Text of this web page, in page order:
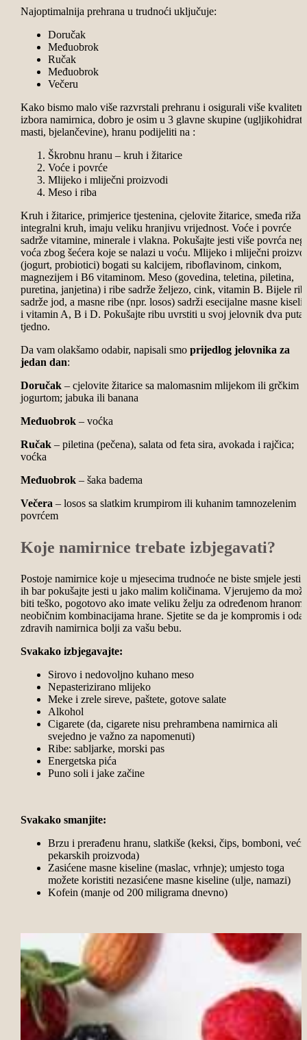
Najoptimalnija prehrana u trudnoći uključuje:
Doručak
Međuobrok
Ručak
Međuobrok
Večeru
Kako bismo malo više razvrstali prehranu i osigurali više
izbora namirnica, dobro je osim u 3 glavne skupine (ugljikohidrati,
masti, bjelančevine), hranu podijeliti na :
Škrobnu hranu – kruh i žitarice
Voće i povrće
Mlijeko i mliječni proizvodi
Meso i riba
Kruh i žitarice, primjerice tjestenina, cjelovite žitarice, smeđa riža i
integralni kruh, imaju veliku hranjivu vrijednost. Voće i povrće
sadrže vitamine, minerale i vlakna. Pokušajte jesti više povrća
voća zbog šećera koje se nalazi u voću. Mlijeko i mliječni
(jogurt, probiotici) bogati su kalcijem, riboflavinom, cinkom,
magnezijem i B6 vitaminom. Meso (govedina, teletina, piletina,
puretina, janjetina) i ribe sadrže željezo, cink, vitamin B. Bijele
sadrže jod, a masne ribe (npr. losos) sadrži esecijalne masne
i vitamin A, B i D. Pokušajte ribu uvrstiti u svoj jelovnik dva puta
tjedno.
Da vam olakšamo odabir, napisali smo prijedlog jelovnika za
jedan dan:
Doručak – cjelovite žitarice sa malomasnim mlijekom ili grčkim
jogurtom; jabuka ili banana
Međuobrok– voćka
Ručak– piletina (pečena), salata od feta sira, avokada i rajčica;
voćka
Međuobrok– šaka badema
Večera – losos sa slatkim krumpirom ili kuhanim tamnozelenim
povrćem
Koje namirnice trebate izbjegavati?
Postoje namirnice koje u mjesecima trudnoće ne biste smjele jesti
ih bar pokušajte jesti u jako malim količinama. Vjerujemo da
biti teško, pogotovo ako imate veliku želju za određenom hranom
neobičnim kombinacijama hrane. Sjetite se da je kompromis i
zdravih namirnica bolji za vašu bebu.
Svakako izbjegavajte:
Sirovo i nedovoljno kuhano meso
Nepasterizirano mlijeko
Meke i zrele sireve, paštete, gotove salate
Alkohol
Cigarete (da, cigarete nisu prehrambena namirnica ali
svejedno je važno za napomenuti)
Ribe: sabljarke, morski pas
Energetska pića
Puno soli i jake začine
Svakako smanjite:
Brzu i prerađenu hranu, slatkiše (keksi, čips, bomboni,
pekarskih proizvoda)
Zasićene masne kiseline (maslac, vrhnje); umjesto toga
možete koristiti nezasićene masne kiseline (ulje, namazi)
Kofein (manje od 200 miligrama dnevno)